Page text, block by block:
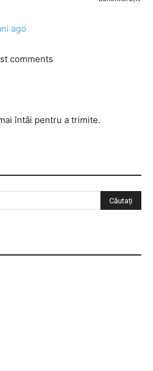
ago
comments
întâi pentru a trimite.